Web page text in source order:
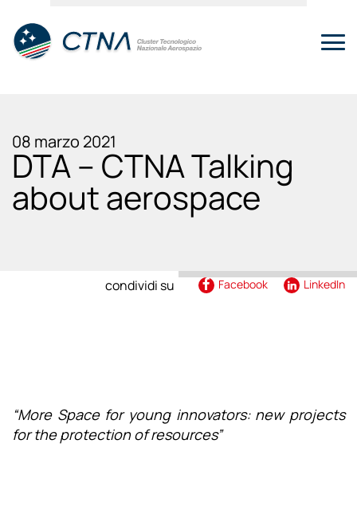
08 marzo 2021
DTA – CTNA Talking
about aerospace
condividi su Facebook LinkedIn
“More Space for young innovators: new projects
for the protection of resources”